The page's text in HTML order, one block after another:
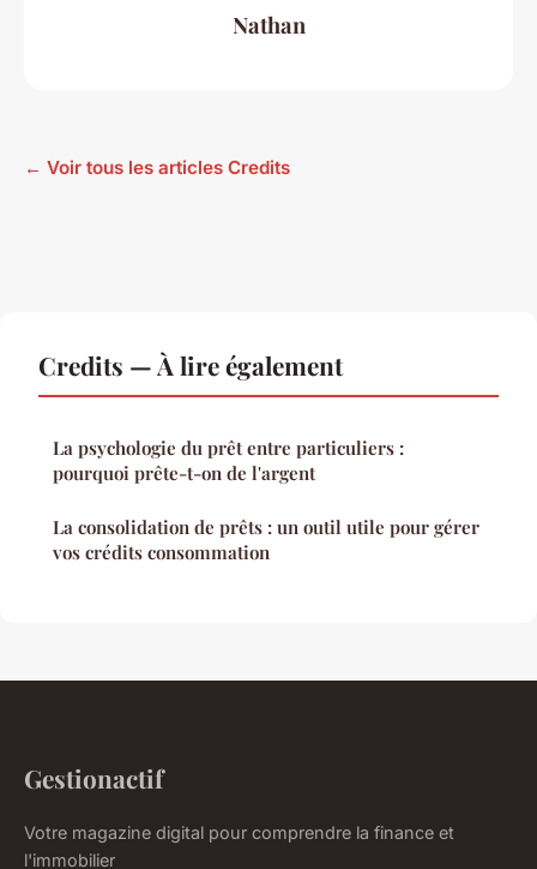
Nathan
← Voir tous les articles Credits
Credits — À lire également
La psychologie du prêt entre particuliers :
pourquoi prête-t-on de l'argent
La consolidation de prêts : un outil utile pour gérer
vos crédits consommation
Gestionactif
Votre magazine digital pour comprendre la finance et
l'immobilier